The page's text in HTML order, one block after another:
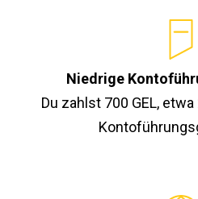
Niedrige
Du zahlst 700 GEL,